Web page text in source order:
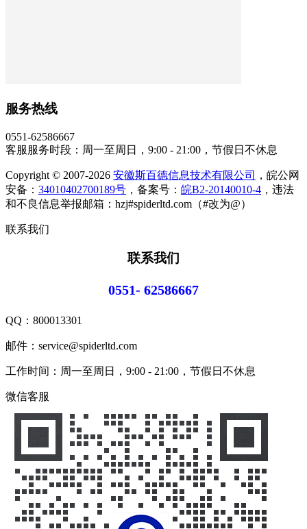
服务热线
0551-62586667
客服服务时段：周一至周日，9:00 - 21:00，节假日不休息
Copyright © 2007-2026 安徽斯百德信息技术有限公司
，皖公网
安备： 34010402700189号 ，备案号： 皖B2-20140010-4 ，违法
和不良信息举报邮箱：hzj#spiderltd.com（#改为@）
联系我们
联系我们
0551- 62586667
QQ： 800013301
邮件：service@spiderltd.com
工作时间：周一至周日，9:00 - 21:00，节假日不休息
微信客服